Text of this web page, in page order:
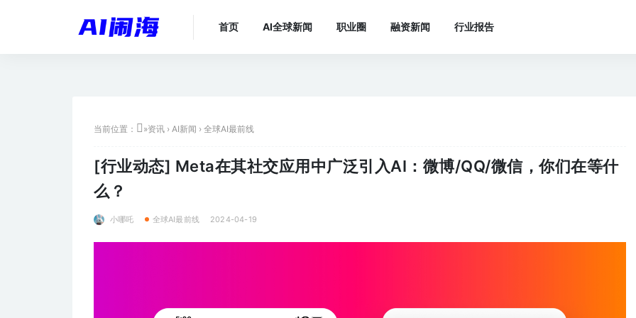
首页 AI全球新闻 职业圈 融资新闻 行业报告
当前位置： »资讯 › AI新闻 › 全球AI最前线
[行业动态] Meta在其社交应用中广泛引入AI：微博/QQ/微信，你们在等什
么？
小哪吒 全球AI最前线 2024-04-19